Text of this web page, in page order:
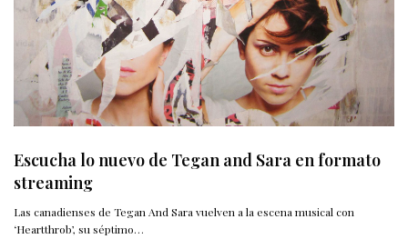
Escucha lo nuevo de Tegan and Sara en formato
streaming
Las canadienses de Tegan And Sara vuelven a la escena musical con
‘Heartthrob’, su séptimo…